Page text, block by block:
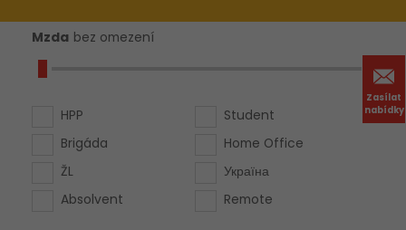
Zasílat
nabídky
Mzda bez omezení
HPP
Brigáda
ŽL
Absolvent
Student
Home Office
Україна
Remote